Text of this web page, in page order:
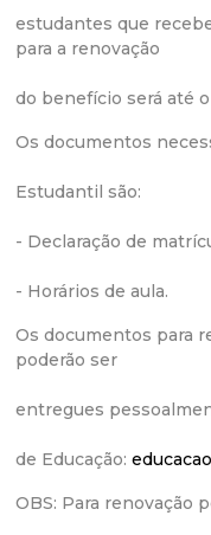
estudantes que
para a renovação
do benefício será até
Os documentos
Estudantil são:
- Declaração de
- Horários de aula.
Os documentos para
poderão ser
entregues
de Educação:
OBS: Para renovação